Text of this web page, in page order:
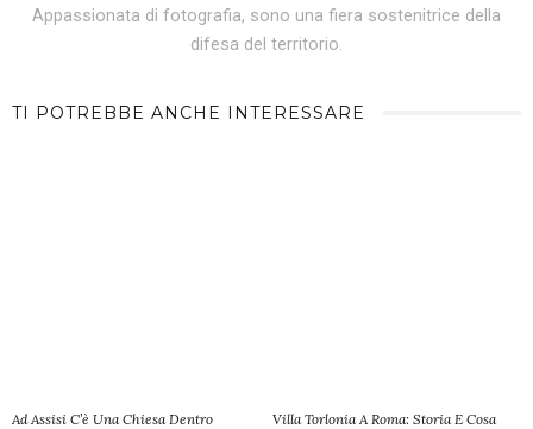
Appassionata di fotografia, sono una fiera sostenitrice della
difesa del territorio.
TI POTREBBE ANCHE INTERESSARE
Ad Assisi C’è Una Chiesa Dentro
Villa Torlonia A Roma: Storia E Cosa